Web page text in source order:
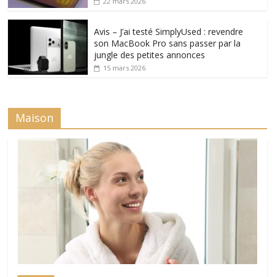
Avis – J’ai testé SimplyUsed : revendre
son MacBook Pro sans passer par la
jungle des petites annonces
15 mars 2026
Maison